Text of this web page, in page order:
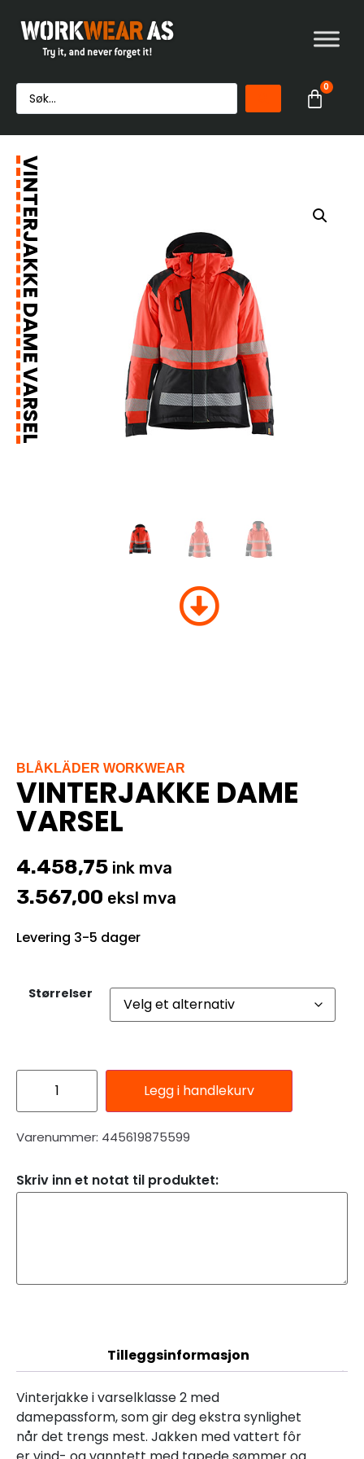
0
VINTERJAKKE DAME VARSEL
BLÅKLÄDER WORKWEAR
VINTERJAKKE DAME
VARSEL
4.458,75 ink mva
3.567,00 eksl mva
Levering 3-5 dager
Størrelser
Legg i handlekurv
Varenummer: 445619875599
Skriv inn et notat til produktet:
Tilleggsinformasjon
Vinterjakke i varselklasse 2 med
damepassform, som gir deg ekstra synlighet
når det trengs mest. Jakken med vattert fôr